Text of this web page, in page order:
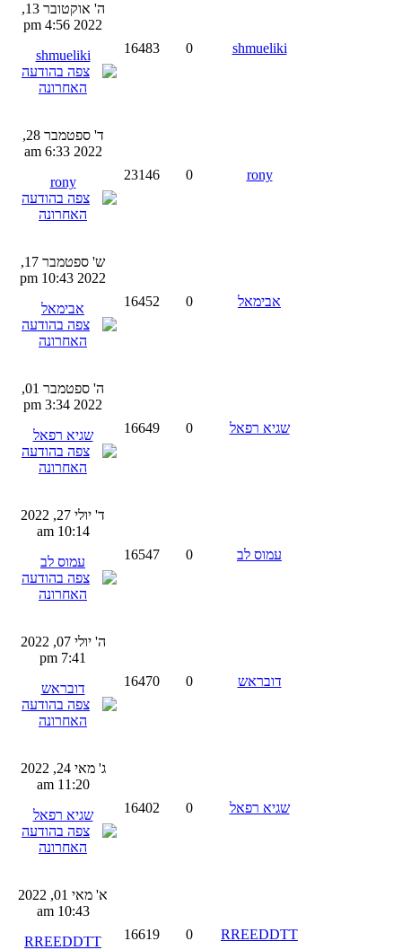
shmueliki
0
16483
ה' אוקטובר 13,
2022 4:56 pm
shmueliki
rony
0
23146
ד' ספטמבר 28,
2022 6:33 am
rony
אבימאל 0
16452
ש' ספטמבר 17,
2022 10:43 pm
אבימאל
שגיא רפאל 0
16649
ה' ספטמבר 01,
2022 3:34 pm
שגיא רפאל
עמוס לב 0
16547
ד' יולי 27, 2022
10:14 am
עמוס לב
דובראש 0
16470
ה' יולי 07, 2022
7:41 pm
דובראש
שגיא רפאל 0
16402
ג' מאי 24, 2022
11:20 am
שגיא רפאל
RREEDDTT
0
16619
א' מאי 01, 2022
10:43 am
RREEDDTT